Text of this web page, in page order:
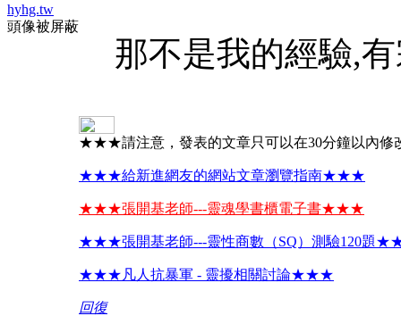
hyhg.tw
頭像被屏蔽
那不是我的經驗,
★★★請注意，發表的文章只可以在30分鐘以內
★★★給新進網友的網站文章瀏覽指南★★★
★★★張開基老師---靈魂學書櫃電子書★★★
★★★張開基老師---靈性商數（SQ）測驗120題
★★★凡人抗暴軍 - 靈擾相關討論★★★
回復